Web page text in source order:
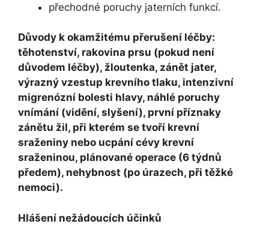
přechodné poruchy jaterních funkcí.
Důvody k okamžitému přerušení léčby:
těhotenství, rakovina prsu (pokud není
důvodem léčby), žloutenka, zánět jater,
výrazný vzestup krevního tlaku, intenzivní
migrenózní bolesti hlavy, náhlé poruchy
vnímání (vidění, slyšení), první příznaky
zánětu žil, při kterém se tvoří krevní
sraženiny nebo ucpání cévy krevní
sraženinou, plánované operace (6 týdnů
předem), nehybnost (po úrazech, při těžké
nemoci).
Hlášení nežádoucích účinků